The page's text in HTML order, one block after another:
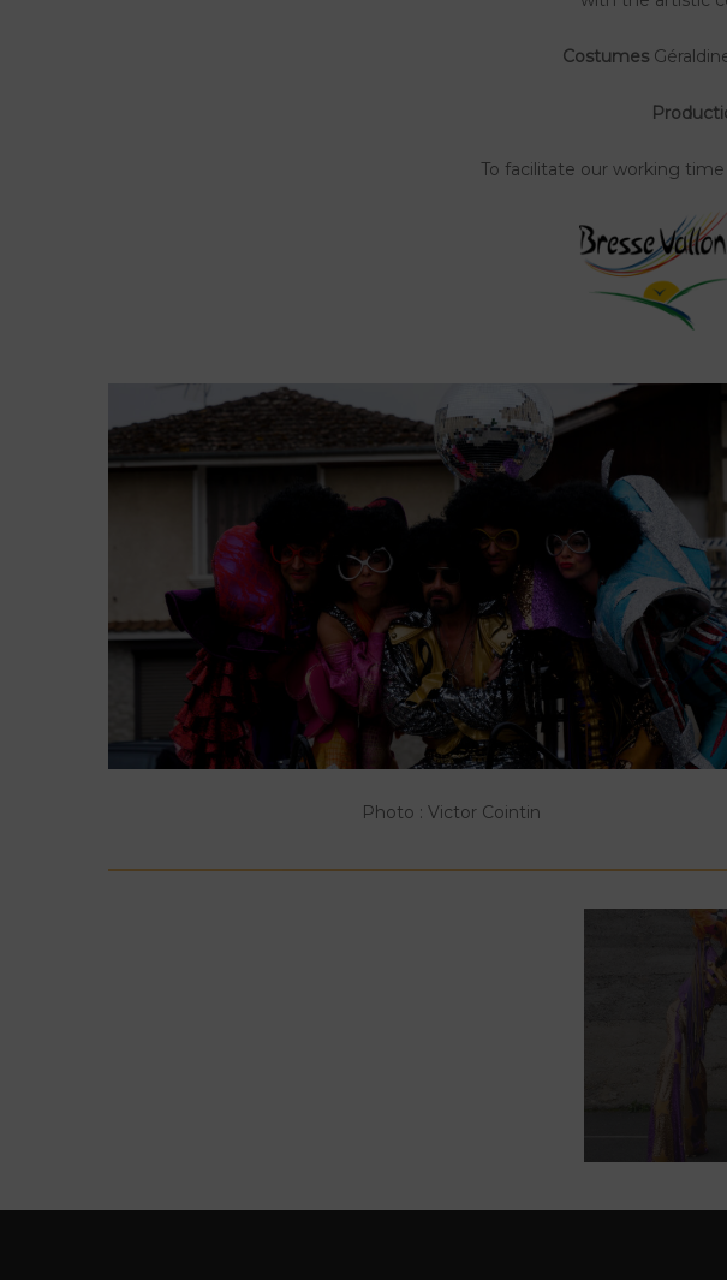
Costumes
To facilitate our working
Photo : Victor Cointin